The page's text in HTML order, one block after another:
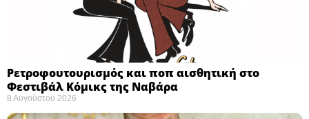
Ρετροφουτουρισμός και ποπ αισθητική στο
Φεστιβάλ Κόμικς της Ναβάρα ​
8 Αυγούστου 2026